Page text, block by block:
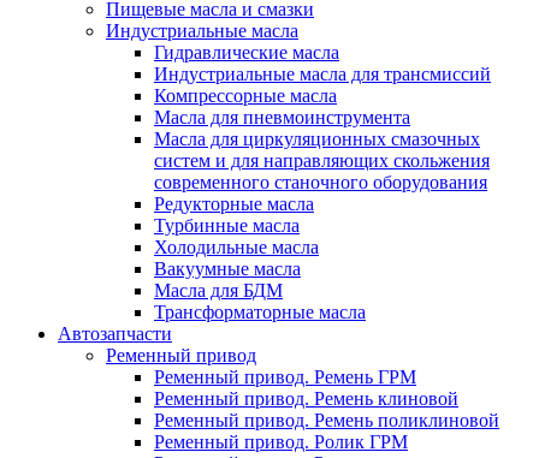
Пищевые масла и смазки
Индустриальные масла
Гидравлические масла
Индустриальные масла для трансмиссий
Компрессорные масла
Масла для пневмоинструмента
Масла для циркуляционных смазочных
систем и для направляющих скольжения
современного станочного оборудования
Редукторные масла
Турбинные масла
Холодильные масла
Вакуумные масла
Масла для БДМ
Трансформаторные масла
Автозапчасти
Ременный привод
Ременный привод. Ремень ГРМ
Ременный привод. Ремень клиновой
Ременный привод. Ремень поликлиновой
Ременный привод. Ролик ГРМ